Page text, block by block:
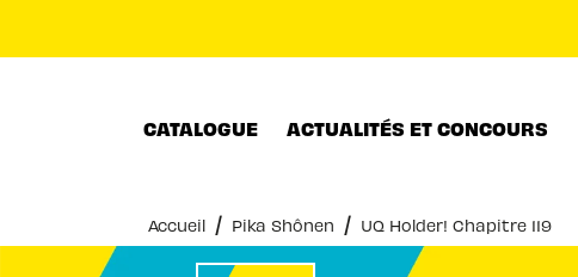
CATALOGUE ACTUALITÉS ET CONCOURS
Accueil / Pika Shônen / UQ Holder! Chapitre 119